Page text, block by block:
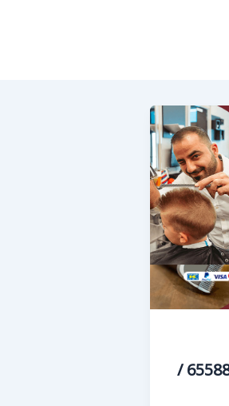
صالون رجالي متنقل البدع / 65588644 /